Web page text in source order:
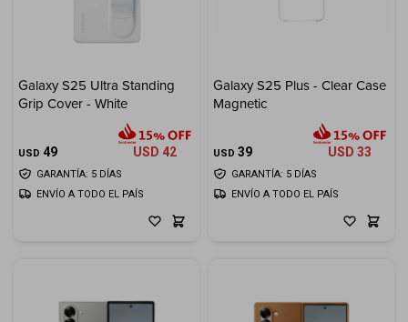
Galaxy S25 Ultra Standing
Grip Cover - White
USD 49 USD 42
GARANTÍA: 5 DÍAS
ENVÍO A TODO EL PAÍS
Galaxy S25 Plus - Clear Case
Magnetic
USD 39 USD 33
GARANTÍA: 5 DÍAS
ENVÍO A TODO EL PAÍS